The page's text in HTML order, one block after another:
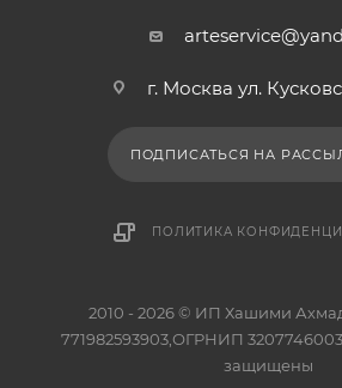
г. Москва ул.
ПОДПИСАТЬСЯ НА
ПОЛИТИКА
2010 - 2026 © ИП Хашими
771982593903,ОГРНИП
защищены